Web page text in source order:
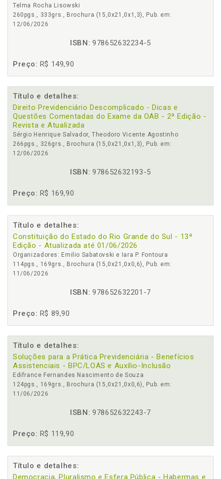
Telma Rocha Lisowski
260pgs., 333grs., Brochura (15,0x21,0x1,3), Pub. em:
12/06/2026
ISBN: 978652632234-5
Preço: R$ 149,90
Título e detalhes:
Direito Previdenciário Descomplicado - Dicas e
Questões Comentadas do Exame da OAB - 2ª Edição -
Revista e Atualizada
Sérgio Henrique Salvador, Theodoro Vicente Agostinho
266pgs., 326grs., Brochura (15,0x21,0x1,3), Pub. em:
12/06/2026
ISBN: 978652632193-5
Preço: R$ 169,90
Título e detalhes:
Constituição do Estado do Rio Grande do Sul - 13ª
Edição - Atualizada até 01/06/2026
Organizadores: Emilio Sabatovski e Iara P. Fontoura
114pgs., 169grs., Brochura (15,0x21,0x0,6), Pub. em:
11/06/2026
ISBN: 978652632201-7
Preço: R$ 89,90
Título e detalhes:
Soluções para a Prática Previdenciária - Benefícios
Assistenciais - BPC/LOAS e Auxílio-Inclusão
Edifrance Fernandes Nascimento de Souza
124pgs., 169grs., Brochura (15,0x21,0x0,6), Pub. em:
11/06/2026
ISBN: 978652632243-7
Preço: R$ 119,90
Título e detalhes:
Democracia, Pluralismo e Esfera Pública - Habermas e